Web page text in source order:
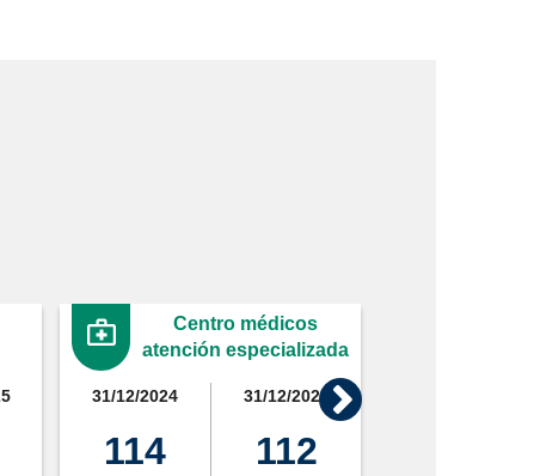
Centro médicos
atención especializada
31/12/2024
114
31/12/2025
112